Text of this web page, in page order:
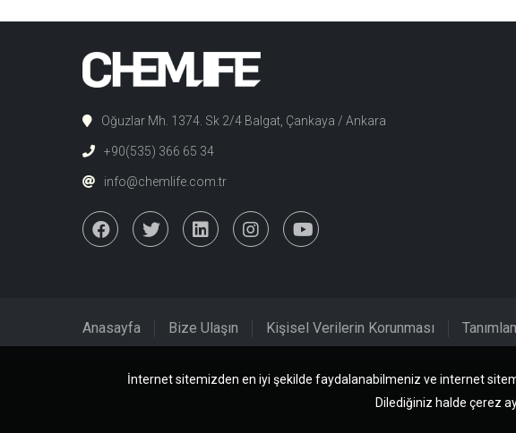
İnternet sitemizden en iyi şekilde faydalanabilmeniz ve internet
Dilediğiniz halde çerez
Oğuzlar Mh. 1374. Sk 2/4 Balgat, Çankaya / Ankara
+90(535) 366 65 34
info@chemlife.com.tr
Anasayfa Bize Ulaşın Kişisel Verilerin Korunması